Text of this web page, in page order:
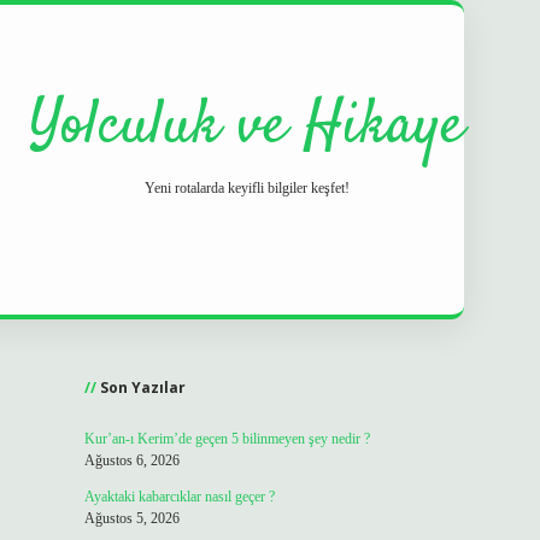
Yolculuk ve Hikaye
Yeni rotalarda keyifli bilgiler keşfet!
Son Yazılar
Kur’an-ı Kerim’de geçen 5 bilinmeyen şey nedir ?
Ağustos 6, 2026
Ayaktaki kabarcıklar nasıl geçer ?
Ağustos 5, 2026